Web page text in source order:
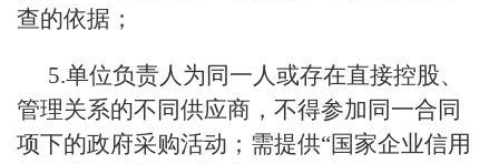
查的依据；
5.单位负责人为同一人或存在直接控股、
管理关系的不同供应商，不得参加同一合同
项下的政府采购活动；需提供“国家企业信用